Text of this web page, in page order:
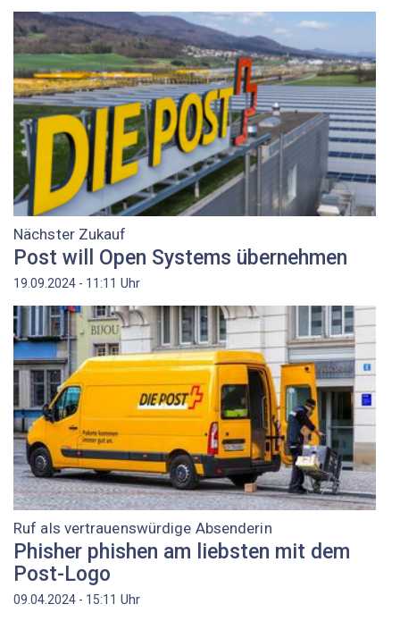
Nächster Zukauf
Post will Open Systems übernehmen
19.09.2024 - 11:11 Uhr
Ruf als vertrauenswürdige Absenderin
Phisher phishen am liebsten mit dem
Post-Logo
09.04.2024 - 15:11 Uhr